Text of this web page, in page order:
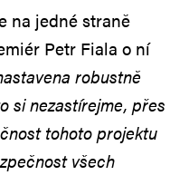
na jedné straně
Petr Fiala o ní
robustně
si nezastírejme, přes
tohoto projektu
všech